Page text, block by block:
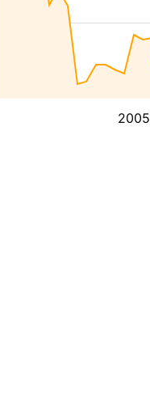
2005